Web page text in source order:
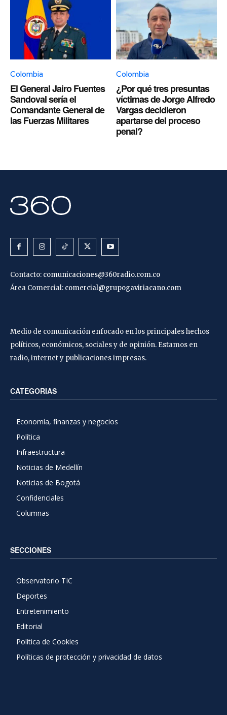
Colombia
El General Jairo Fuentes
Sandoval sería el
Comandante General de
las Fuerzas Militares
Colombia
¿Por qué tres presuntas
víctimas de Jorge Alfredo
Vargas decidieron
apartarse del proceso
penal?
Contacto: comunicaciones@360radio.com.co
Área Comercial: comercial@grupogaviriacano.com
Medio de comunicación enfocado en los principales hechos
políticos, económicos, sociales y de opinión. Estamos en
radio, internet y publicaciones impresas.
CATEGORIAS
Economía, finanzas y negocios
Política
Infraestructura
Noticias de Medellín
Noticias de Bogotá
Confidenciales
Columnas
SECCIONES
Observatorio TIC
Deportes
Entretenimiento
Editorial
Política de Cookies
Políticas de protección y privacidad de datos